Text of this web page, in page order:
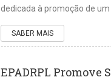
dedicada à promoção de
SABER MAIS
EPADRPL Promove